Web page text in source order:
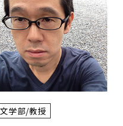
文学部/教授